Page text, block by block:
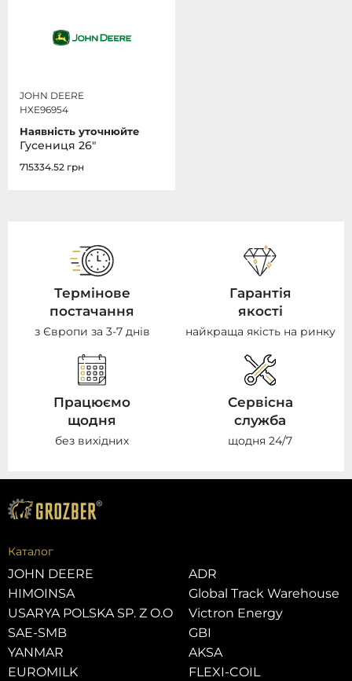
JOHN DEERE
HXE96954
Наявність уточнюйте
Гусениця 26"
715334.52 грн
Термінове
постачання
з Європи за 3-7 днів
Гарантія
якості
найкраща якість на ринку
Працюємо
щодня
без вихідних
Сервісна
служба
щодня 24/7
Каталог
JOHN DEERE
HIMOINSA
USARYA POLSKA SP. Z O.O
SAE-SMB
YANMAR
EUROMILK
ADR
Global Track Warehouse
Victron Energy
GBI
AKSA
FLEXI-COIL